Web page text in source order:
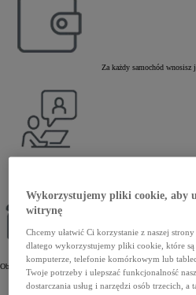
Za każdy samochód wnosisz
Korzystasz z kompleksowej
Obsługi Toyoty
Wykorzystujemy pliki cookie, aby
witrynę
Chcemy ułatwić Ci korzystanie z naszej strony
dlatego wykorzystujemy pliki cookie, które są
komputerze, telefonie komórkowym lub
Twoje potrzeby i ulepszać funkcjonalność
dostarczania usług i narzędzi osób trzecich, a